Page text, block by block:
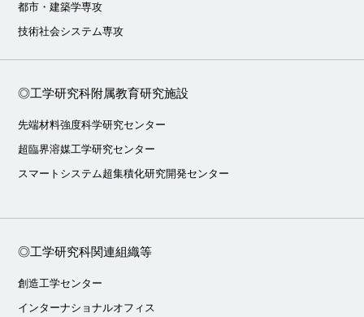
都市・建築学専攻
技術社会システム専攻
◎工学研究科附属教育研究施設
先端材料強度科学研究センター
超臨界溶媒工学研究センター
スマートシステム超集積化研究開発センター
◎工学研究科関連組織等
創造工学センター
インターナショナルオフィス